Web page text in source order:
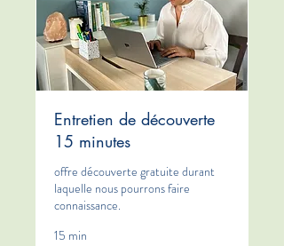
Entretien de découverte
15 minutes
offre découverte gratuite durant
laquelle nous pourrons faire
connaissance.
15 min